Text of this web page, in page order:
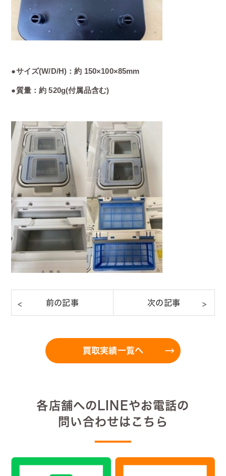
●サイズ(W/D/H)：約 150×100×85mm
●質量：約 520g(付属品含む)
買取実績一覧へ
各店舗へのLINEやお電話の
問い合わせはこちら